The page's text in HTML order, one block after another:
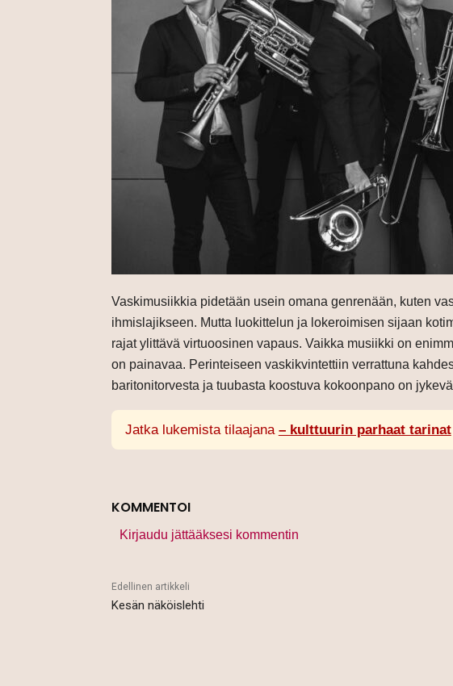
Vaskimusiikkia pidetään usein omana genrenään, kuten
ihmislajikseen. Mutta luokittelun ja lokeroimisen sijaan
rajat ylittävä virtuoosinen vapaus. Vaikka musiikki on
on painavaa. Perinteiseen vaskikvintettiin verrattuna
baritonitorvesta ja tuubasta koostuva kokoonpano on
Jatka lukemista tilaajana – kulttuurin parhaat tarinat
KOMMENTOI
Kirjaudu jättääksesi kommentin
Edellinen artikkeli
Kesän näköislehti